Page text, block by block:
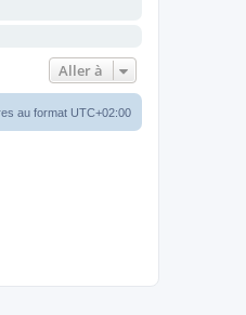
Aller à
au format UTC+02:00